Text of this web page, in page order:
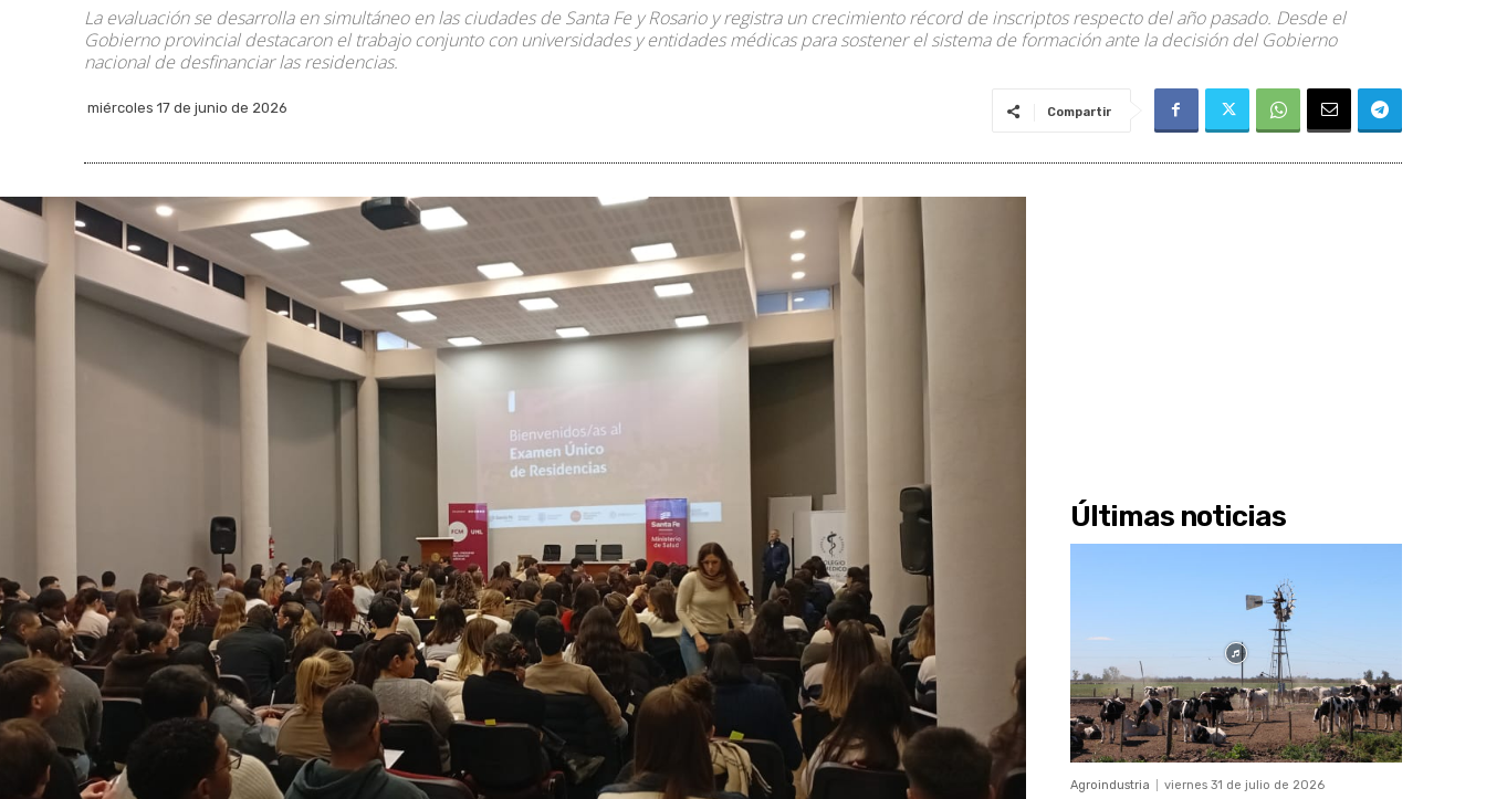
La evaluación se desarrolla en simultáneo en las ciudades de Santa Fe y Rosario y registra un crecimiento récord de inscriptos respecto del año pasado. Desde el
Gobierno provincial destacaron el trabajo conjunto con universidades y entidades médicas para sostener el sistema de formación ante la decisión del Gobierno
nacional de desfinanciar las residencias.
miércoles 17 de junio de 2026 Compartir
Últimas noticias
Agroindustria viernes 31 de julio de 2026